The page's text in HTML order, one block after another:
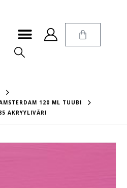
120 ML TUUBI
AKRYYLIVÄRI